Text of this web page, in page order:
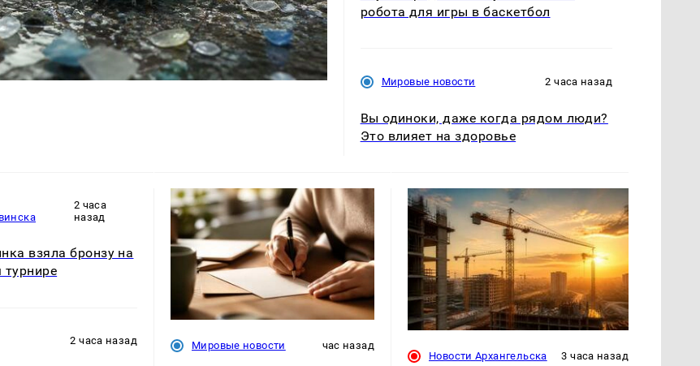
робота для игры в баскетбол
Мировые новости 2 часа назад
Вы одиноки, даже когда рядом люди?
Это влияет на здоровье
2 часа
назад
взяла бронзу на
турнире
2 часа назад Мировые новости час назад
Новости Архангельска 3 часа назад